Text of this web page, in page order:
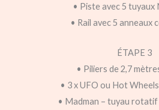
• Piste avec 5 tuyaux
• Rail avec 5 anneaux
ÉTAPE 3
• Piliers de 2,7
• 3 x UFO ou Hot
• Madman – tuyau rotatif